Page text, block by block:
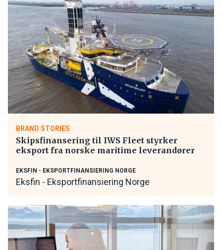
BRAND STORIES
Skipsfinansering til IWS Fleet styrker
eksport fra norske maritime leverandører
EKSFIN - EKSPORTFINANSIERING NORGE
Eksfin - Eksportfinansiering Norge